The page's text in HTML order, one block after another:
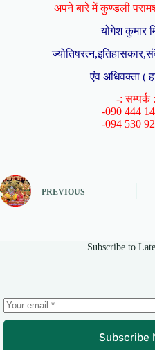
अपने बारे में कुण्डली
योगेश कुमार
एंव अधिवक्ता (
-: सम्पर्क
-090 444
-094 530
PREVIOUS
Subscribe to
Subscribe